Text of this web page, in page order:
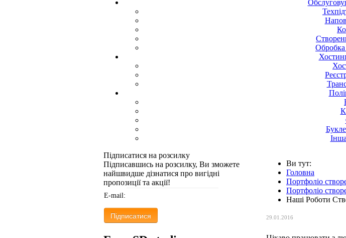
Ви тут:
Головна
Портфоліо
Портфоліо
Наші Роботи
29.01.2016
Підписатися на розсилку
Підписавшись на розсилку, Ви зможете
найшвидше дізнатися про вигідні
пропозиції та акції!
E-mail: